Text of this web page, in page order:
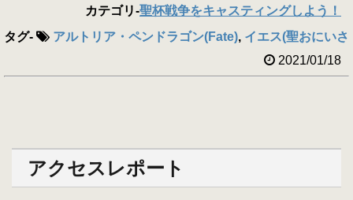
カテゴリ-聖杯戦争をキャスティングしよう！
タグ- アルトリア・ペンドラゴン(Fate), イエス(聖おにいさ
2021/01/18
アクセスレポート